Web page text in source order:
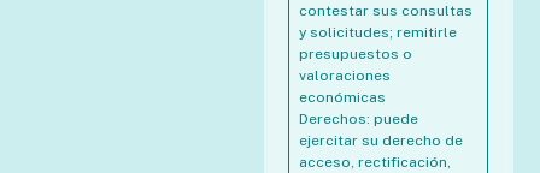
contestar sus consultas
y solicitudes; remitirle
presupuestos o
valoraciones
económicas
Derechos: puede
ejercitar su derecho de
acceso, rectificación,